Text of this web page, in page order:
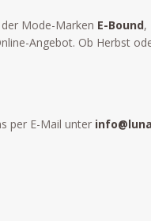
Mode-Marken E-Bound,
Angebot. Ob Herbst
per E-Mail unter